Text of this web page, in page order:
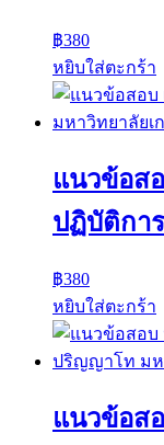
฿380
หยิบใส่ตะกร้า
แนวข้อส
ปฏิบัติกา
฿380
หยิบใส่ตะกร้า
แนวข้อส